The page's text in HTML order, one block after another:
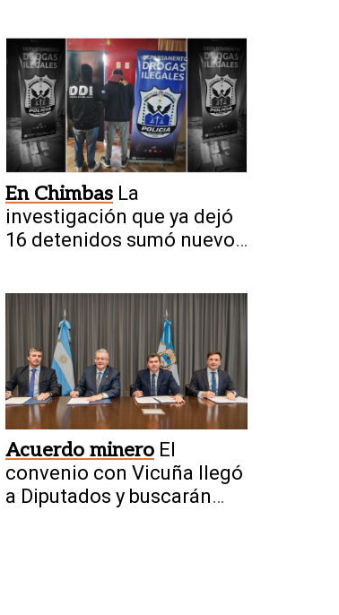
En Chimbas La
investigación que ya dejó
16 detenidos sumó nuevos
Acuerdo minero El
convenio con Vicuña llegó
a Diputados y buscarán